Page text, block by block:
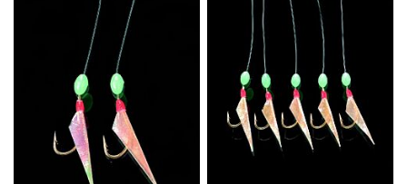
HINZUFÜGENHINZUFÜGEN
HINZUFÜGENHINZUFÜGEN